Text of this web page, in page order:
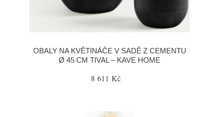
OBALY NA KVĚTINÁČE V SADĚ Z CEMENTU
Ø 45 CM TIVAL – KAVE HOME
8 611 Kč